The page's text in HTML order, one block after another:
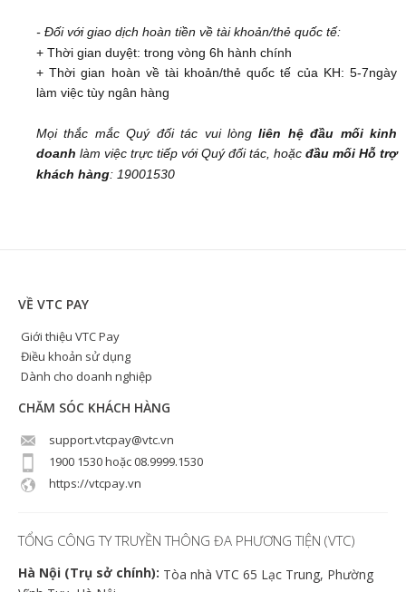
- Đối với giao dịch hoàn tiền về tài khoản/thẻ quốc tế:
+ Thời gian duyệt: trong vòng 6h hành chính
+ Thời gian hoàn về tài khoản/thẻ quốc tế của KH: 5-7ngày
làm việc tùy ngân hàng
Mọi thắc mắc Quý đối tác vui lòngliên hệ đầu mối kinh
doanh làm việc trực tiếp với Quý đối tác, hoặc đầu mối Hỗ trợ
khách hàng: 19001530
VỀ VTC PAY
Giới thiệu VTC Pay
Điều khoản sử dụng
Dành cho doanh nghiệp
CHĂM SÓC KHÁCH HÀNG
support.vtcpay@vtc.vn
1900 1530 hoặc 08.9999.1530
https://vtcpay.vn
TỔNG CÔNG TY TRUYỀN THÔNG ĐA PHƯƠNG TIỆN (VTC)
Hà Nội (Trụ sở chính): Tòa nhà VTC 65 Lạc Trung, Phường